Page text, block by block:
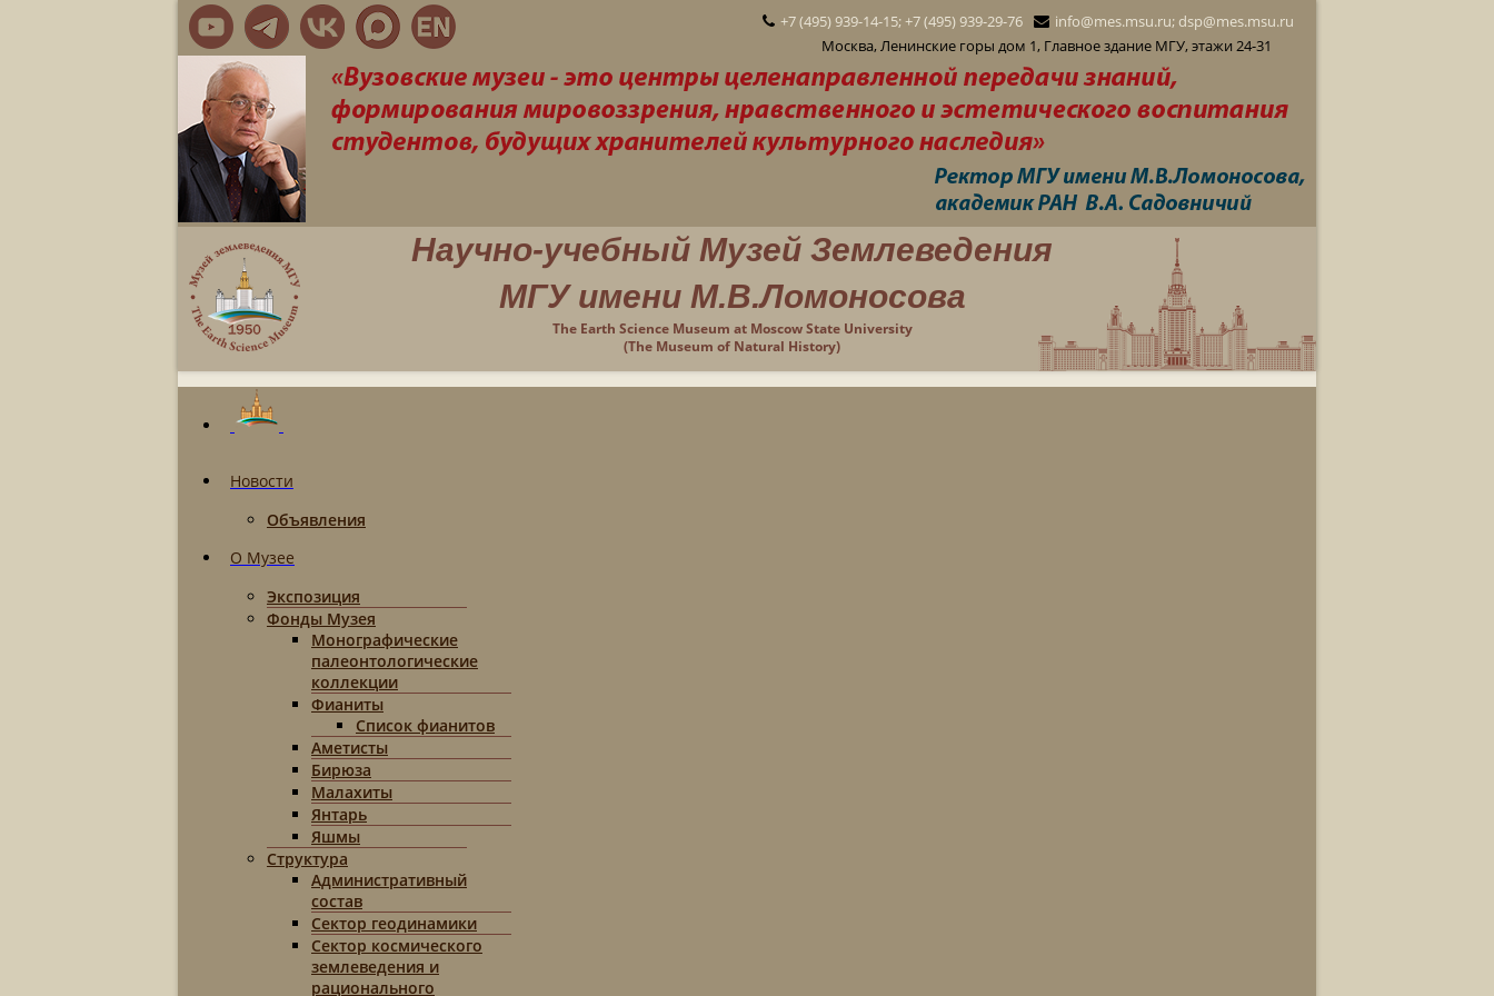
+7 (495) 939-14-15; +7 (495) 939-29-76
info@mes.msu.ru; dsp@mes.msu.ru
Москва, Ленинские горы дом 1, Главное здание МГУ, этажи 24-31
Научно-учебный Музей Землеведения
МГУ имени М.В.Ломоносова
The Earth Science Museum at Moscow State University
(The Museum of Natural History)
Новости
Объявления
О Музее
Экспозиция
Фонды Музея
Монографические
палеонтологические
коллекции
Фианиты
Список фианитов
Аметисты
Бирюза
Малахиты
Янтарь
Яшмы
Структура
Административный
состав
Сектор геодинамики
Сектор космического
землеведения и
рационального